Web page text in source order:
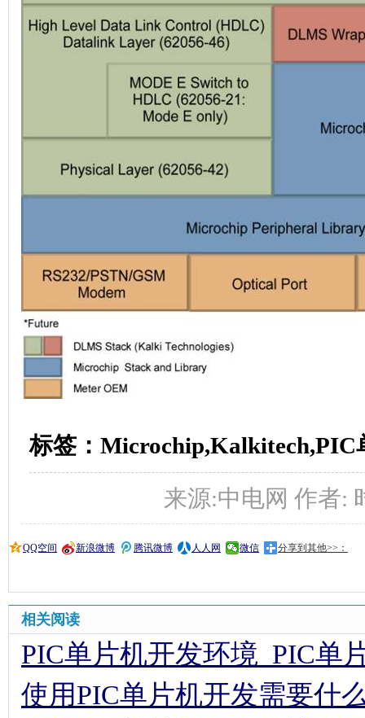
标签：Microchip,Kalkitech,PIC
来源:中电网 作者:
QQ空间 新浪微博 腾讯微博 人人网 微信 分享到其他>>：
相关阅读
PIC单片机开发环境_PIC单
使用PIC单片机开发需要什